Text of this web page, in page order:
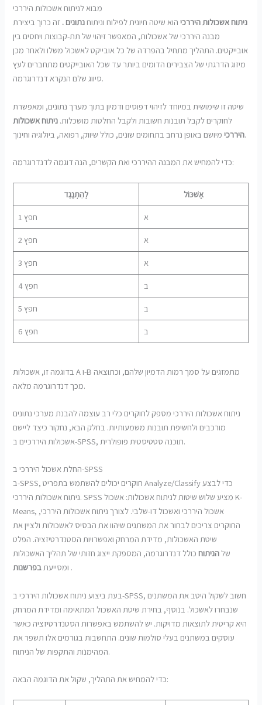
מבוא לניתוח אשכולות היררכי
ניתוח אשכולות היררכיהוא שיטה חיונית לפילוח וניתוחנתונים . זה כרוך ביצירת
מבנה היררכי של אשכולות, המאפשר זיהוי של תת-קבוצות ויחסים בין
אובייקטים. התהליך מתחיל בהפרדה של כל אובייקט לאשכול משלו ולאחר מכן
מיזוג הדרגתי של הצבירים הדומים ביותר עד שכל האובייקטים מתחברים לעץ
סיווג שלם הנקרא דנדרוגרמה.
שיטה זו שימושית במיוחד לזיהוי דפוסים ודמיון בתוך מערך נתונים, ומאפשרת
לחוקרים לקבל תובנות חשובות ולקבל החלטות מושכלות. ניתוח אשכולות
היררכימיושם באופן נרחב בתחומים שונים, כולל שיווק, רפואה, ביולוגיה וחינוך.
כדי להמחיש את המבנה ההיררכי ואת הקשרים, הנה דוגמה לדנדרוגרמה:
לְהִתְנַגֵד אֶשׁכּוֹל
חפץ 1 א
חפץ 2 א
חפץ 3 א
חפץ 4 ב
חפץ 5 ב
חפץ 6 ב
בדוגמה זו, אשכולות A ו-B מתמזגים על סמך רמות הדמיון שלהם, וכתוצאה
מכך דנדרוגרמה מלאה.
ניתוח אשכולות היררכי מספק לחוקרים כלי רב עוצמה להבנת מערכי נתונים
מורכבים ולחשיפת תובנות משמעותיות. בחלק הבא, נחקור כיצד ליישם
אשכולות היררכיים ב-SPSS, תוכנה סטטיסטית פופולרית.
החלת אשכול היררכי ב-SPSS
ב-SPSS, חוקרים יכולים להשתמש בתפריט Analyze/Classify כדי לבצע
ניתוח אשכולות היררכי. SPSS מציע שלוש שיטות לניתוח אשכולות: אשכול K-
Means, אשכול היררכי ואשכול דו-שלבי. לצורך ניתוח אשכולות היררכי,
החוקרים צריכים לבחור את המשתנים שיהוו את הבסיס לאשכולות ולציין את
שיטת האשכולות, מדידת המרחק ואפשרויות הסטנדרטיזציה. הפלט
של הניתוחכולל דנדרוגרמה, המספקת ייצוג חזותי של תהליך האשכולות
ומסייעתבפרשנות .
בעת ביצוע ניתוח אשכולות היררכי ב-SPSS, חשוב לשקול היטב את המשתנים
שנבחרו לאשכול. בנוסף, בחירת שיטת האשכול המתאימה ומדידת המרחק
היא קריטית לתוצאות מדויקות. יש להשתמש באפשרות הסטנדרטיזציה כאשר
עוסקים במשתנים בעלי סולמות שונים. התחשבות בגורמים אלו תשפר את
המהימנות והתקפות של הניתוח.
כדי להמחיש את התהליך, שקול את הדוגמה הבאה: